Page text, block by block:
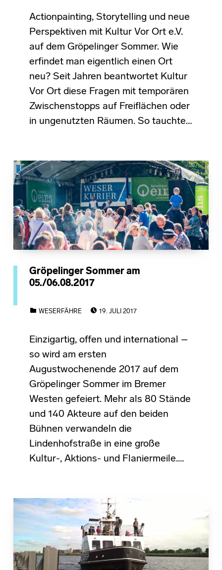
Actionpainting, Storytelling und neue
Perspektiven mit Kultur Vor Ort e.V.
auf dem Gröpelinger Sommer. Wie
erfindet man eigentlich einen Ort
neu? Seit Jahren beantwortet Kultur
Vor Ort diese Fragen mit temporären
Zwischenstopps auf Freiflächen oder
in ungenutzten Räumen. So tauchte…
Gröpelinger Sommer am
05./06.08.2017
WESERFÄHRE
19. JULI 2017
Einzigartig, offen und international –
so wird am ersten
Augustwochenende 2017 auf dem
Gröpelinger Sommer im Bremer
Westen gefeiert. Mehr als 80 Stände
und 140 Akteure auf den beiden
Bühnen verwandeln die
Lindenhofstraße in eine große
Kultur-, Aktions- und Flaniermeile.…